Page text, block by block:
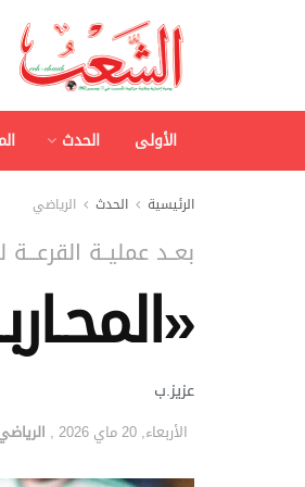
الأولى الحدث
الرئيسية الحدث الرياضي
بعــد عمليــة القرعـــة
عزيز.ب
الأربعاء, 20 ماي 2026 ,